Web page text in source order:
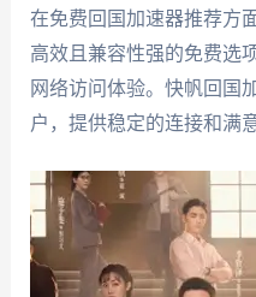
在免费回国加速器推荐方
高效且兼容性强的免费选
网络访问体验。快帆回国
户，提供稳定的连接和满